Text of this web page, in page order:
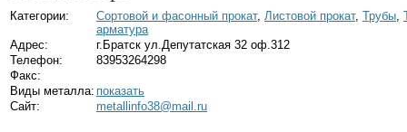
Категории: Сортовой и фасонный прокат, Листовой прокат, Трубы
арматура
Адрес:
г.Братск ул.Депутатская 32 оф.312
Телефон:
83953264298
Факс:
Виды металла: показать
Сайт:
metallinfo38@mail.ru